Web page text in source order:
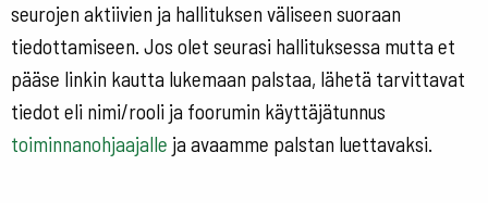
seurojen aktiivien ja hallituksen väliseen suoraan
tiedottamiseen. Jos olet seurasi hallituksessa mutta et
pääse linkin kautta lukemaan palstaa, lähetä tarvittavat
tiedot eli nimi/rooli ja foorumin käyttäjätunnus
toiminnanohjaajalle ja avaamme palstan luettavaksi.